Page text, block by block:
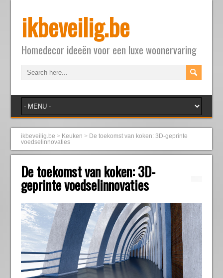
ikbeveilig.be
Homedecor ideeën voor een luxe woonervaring
ikbeveilig.be > Keuken > De toekomst van koken: 3D-geprinte
voedselinnovaties
De toekomst van koken: 3D-
geprinte voedselinnovaties